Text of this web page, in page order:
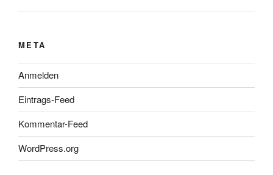
META
Anmelden
Eintrags-Feed
Kommentar-Feed
WordPress.org